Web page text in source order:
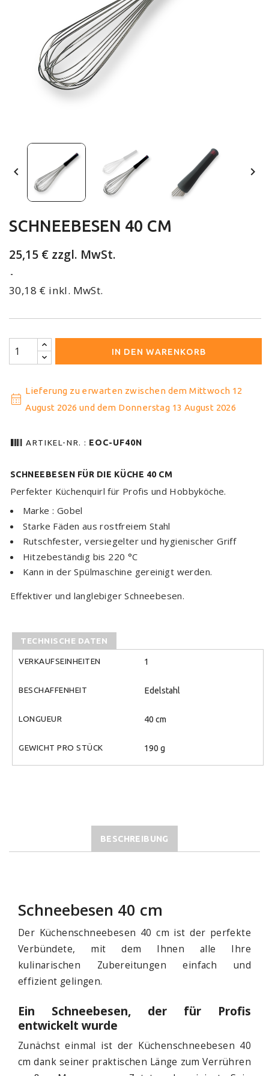
 
SCHNEEBESEN 40 CM
25,15 € zzgl. MwSt.
30,18 € inkl. MwSt.
IN DEN WARENKORB
calendar_month
Lieferung zu erwarten zwischen dem Mittwoch 12
August 2026 und dem Donnerstag 13 August 2026
barcode ARTIKEL-NR. : EOC-UF40N
SCHNEEBESEN FÜR DIE KÜCHE 40 CM
Perfekter Küchenquirl für Profis und Hobbyköche.
Marke : Gobel
Starke Fäden aus rostfreiem Stahl
Rutschfester, versiegelter und hygienischer Griff
Hitzebeständig bis 220 °C
Kann in der Spülmaschine gereinigt werden.
Effektiver und langlebiger Schneebesen.
TECHNISCHE DATEN
VERKAUFSEINHEITEN 1
BESCHAFFENHEIT Edelstahl
LONGUEUR 40 cm
GEWICHT PRO STÜCK 190 g
BESCHREIBUNG
Schneebesen 40 cm
Der Küchenschneebesen 40 cm ist der perfekte
Verbündete, mit dem Ihnen alle Ihre
kulinarischen Zubereitungen einfach und
effizient gelingen.
Ein Schneebesen, der für Profis
entwickelt wurde
Zunächst einmal ist der Küchenschneebesen 40
cm dank seiner praktischen Länge zum Verrühren